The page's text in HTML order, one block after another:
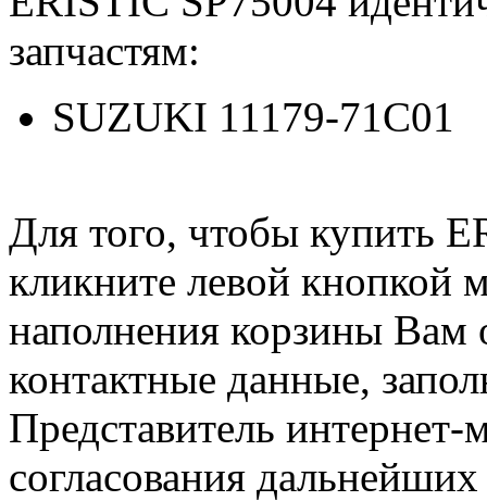
запчастям:
SUZUKI 11179-71C01
Для того, чтобы купить
кликните левой
наполнения корзины Вам
контактные данные,
Представитель
согласования